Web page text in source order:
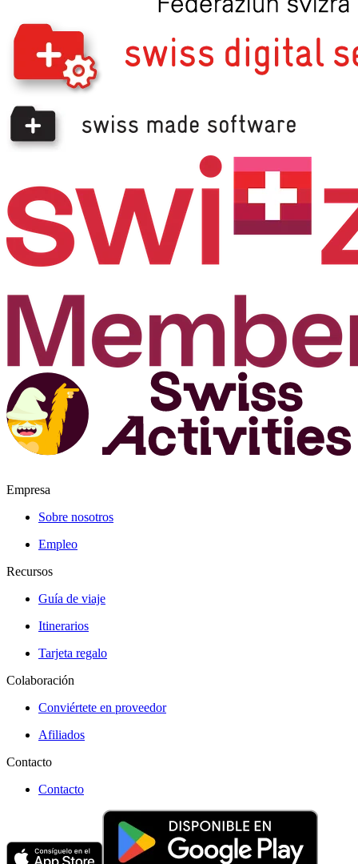
Empresa
Sobre nosotros
Empleo
Recursos
Guía de viaje
Itinerarios
Tarjeta regalo
Colaboración
Conviértete en proveedor
Afiliados
Contacto
Contacto